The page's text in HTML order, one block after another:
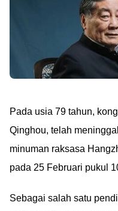
Pada usia 79 tahun,
Qinghou, telah
minuman raksasa
pada 25 Februari pukul
Sebagai salah satu